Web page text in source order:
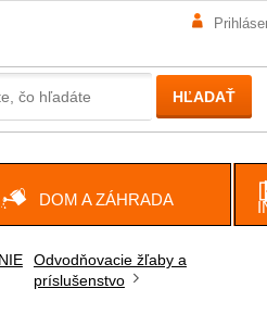
HĽADAŤ
DOM A ZÁHRADA
Odvodňovacie žľaby a
príslušenstvo